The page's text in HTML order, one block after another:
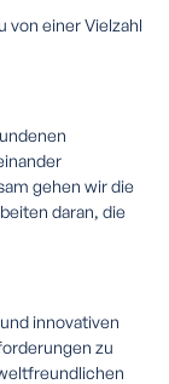
von einer Vielzahl
gehen wir die
daran, die
innovativen
zu